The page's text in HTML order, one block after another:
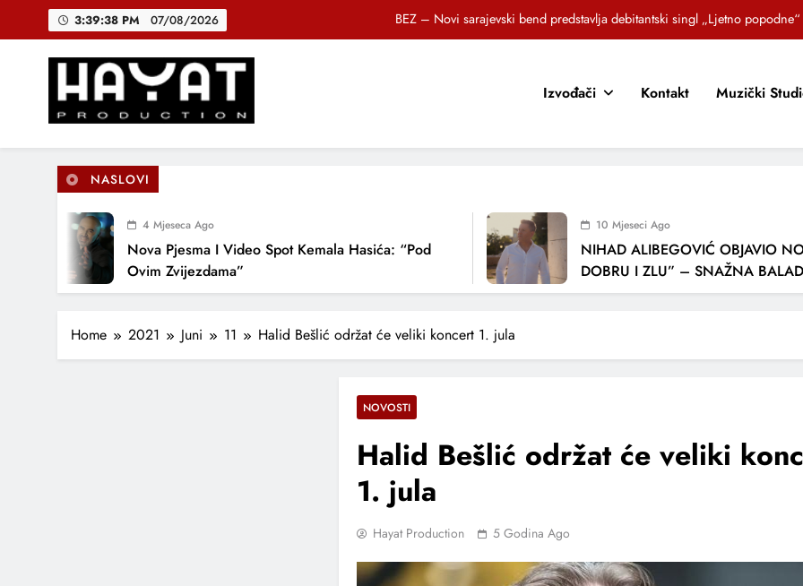
3:39:39 PM 07/08/2026
BEZ – Novi sarajevski bend predstavlja debitantski singl „Ljetno popodne“
DJEČIJI HOR SUNCOKRETI KROZ PJESMU POZVALI MALIŠANE NA DOBRE NAVIKE
DJEČIJI HOR SUNCOKRETI KROZ PJESMU POZVALI MALIŠANE NA DOBRE NAVIKE
Hayat Production
Promocija domaće muzike
Izvođači Kontakt Muzički
NASLOVI
4 Mjeseca Ago
Nova Pjesma I Video Spot Kemala Hasića: “Pod
Ovim Zvijezdama”
10 Mjeseci Ago
NIHAD ALIBEGOVIĆ OBJAVIO
DOBRU I ZLU” – SNAŽNA BALADA
LJUBAVI I VREMENU KOJE NAS
Home 2021 Juni 11 Halid Bešlić održat će veliki koncert 1. jula
NOVOSTI
Halid Bešlić održat će veliki
1. jula
Hayat Production 5 Godina Ago